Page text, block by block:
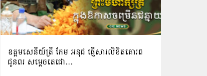
ឧត្តមសេនីយ៍ត្រី កែម អនុជ ផ្ញើសារលិខិតគោរព
ជូនពរ សម្ដេចតេជោ…